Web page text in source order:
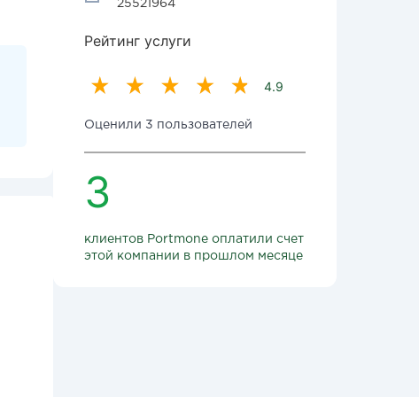
25521964
Рейтинг услуги
4.9
Оценили 3 пользователей
3
клиентов Portmone оплатили счет
этой компании в прошлом месяце